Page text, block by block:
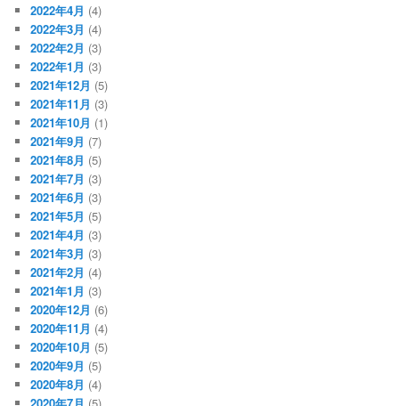
2022年4月 (4)
2022年3月 (4)
2022年2月 (3)
2022年1月 (3)
2021年12月 (5)
2021年11月 (3)
2021年10月 (1)
2021年9月 (7)
2021年8月 (5)
2021年7月 (3)
2021年6月 (3)
2021年5月 (5)
2021年4月 (3)
2021年3月 (3)
2021年2月 (4)
2021年1月 (3)
2020年12月 (6)
2020年11月 (4)
2020年10月 (5)
2020年9月 (5)
2020年8月 (4)